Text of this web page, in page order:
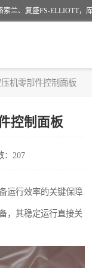
机零部件控制面板
控制面板
：207
运行效率的关键保障
，其稳定运行直接关